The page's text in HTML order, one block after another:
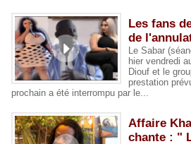
Les fans
de
Le Sabar
hier vendredi
Diouf et le
prestation
prochain a été interrompu par le...
Affaire
chante : "